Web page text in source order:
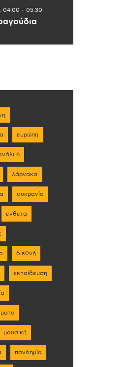
04:00 - 05:30
ευρώπη
6
λάρνακα
ουκρανία
ένθετα
διεθνή
εκπαίδευση
μουσική
πανδημία